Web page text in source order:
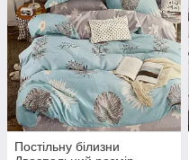
Постільну білизни